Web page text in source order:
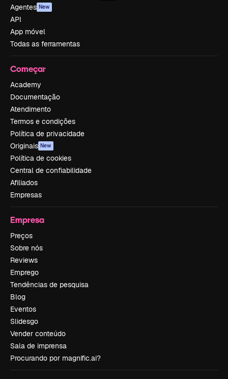
Agentes New
API
App móvel
Todas as ferramentas
Começar
Academy
Documentação
Atendimento
Termos e condições
Política de privacidade
Originais New
Política de cookies
Central de confiabilidade
Afiliados
Empresas
Empresa
Preços
Sobre nós
Reviews
Emprego
Tendências de pesquisa
Blog
Eventos
Slidesgo
Vender conteúdo
Sala de imprensa
Procurando por magnific.ai?